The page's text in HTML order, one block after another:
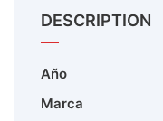
DESCRIPTION
Año
Marca